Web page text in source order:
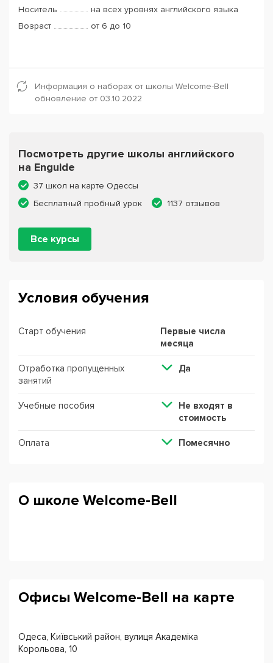
Носитель
на всех уровнях английского языка
Возраст
от 6 до 10
Информация о наборах от школы Welcome-Bell
обновление от 03.10.2022
Посмотреть другие школы английского
на Enguide
37 школ на карте Одессы
Бесплатный пробный урок
1137 отзывов
Все курсы
Условия обучения
Старт обучения
Первые числа
месяца
Отработка пропущенных
занятий
Да
Учебные пособия
Не входят в
стоимость
Оплата Помесячно
О школе Welcome-Bell
Офисы Welcome-Bell на карте
Одеса, Київський район, вулиця Академіка
Корольова, 10